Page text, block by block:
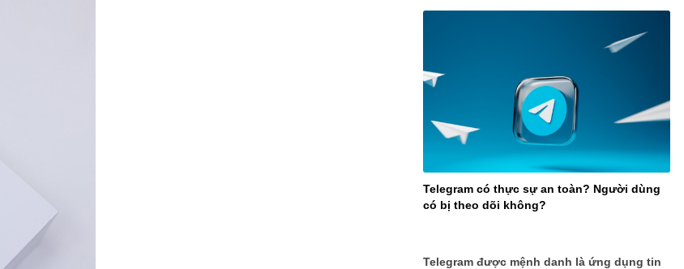
Telegram có thực sự an toàn? Người dùng
có bị theo dõi không?
Telegram được mệnh danh là ứng dụng tin